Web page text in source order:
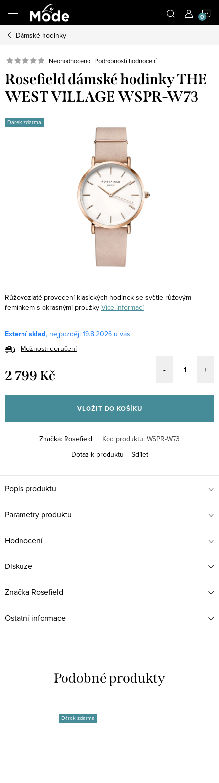
obsah
Dámské hodinky
Neohodnoceno Podrobnosti hodnocení
Rosefield dámské hodinky THE
WEST VILLAGE WSPR-W73
Dárek zdarma
Růžovozlaté provedení klasických hodinek se světle růžovým
řemínkem s okrasnými proužky Více informací
Externí sklad
19.8.2026
Možnosti doručení
2 799 Kč
cena:
VLOŽIT DO KOŠÍKU
Značka: Rosefield Kód produktu: WSPR-W73
Dotaz k produktu
Sdílet
Popis produktu
Parametry produktu
Hodnocení
Diskuze
Značka Rosefield
Ostatní informace
Dárek zdarma